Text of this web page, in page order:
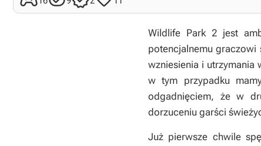
Wildlife Park 2 jest
potencjalnemu graczowi
wzniesienia i utrzymania
w tym przypadku
odgadnięciem, że w
dorzuceniu garści
Już pierwsze chwile